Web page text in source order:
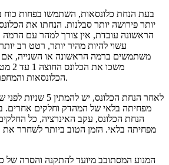
יותר פירושה יותר סבלנות. הנחתו את
הראשונה עובדת, אין צורך למהר עם הרמה
עשוי להיות מהיר יותר, רטט רב
משתמשים ברמה הראשונה או השנייה, אם
הכלונסאות והמחפר, זה עוזר לערונס להעמיק.
מפחיתה בלאי של המהדק וחלקים אחרים.
הנחת הכלונס, עקב האינרציה, כל
מפחיתה בלאי. הזמן הטוב ביותר לשחרר